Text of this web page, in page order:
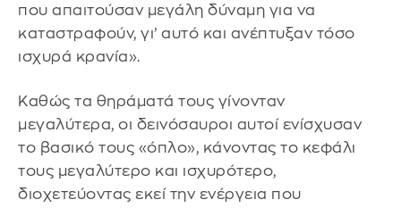
που απαιτούσαν μεγάλη δύναμη για να
καταστραφούν, γι’ αυτό και ανέπτυξαν τόσο
ισχυρά κρανία».
Καθώς τα θηράματά τους γίνονταν
μεγαλύτερα, οι δεινόσαυροι αυτοί ενίσχυσαν
το βασικό τους «όπλο», κάνοντας το κεφάλι
τους μεγαλύτερο και ισχυρότερο,
διοχετεύοντας εκεί την ενέργεια που